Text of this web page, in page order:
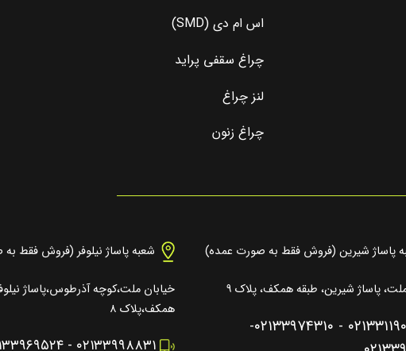
اس ام دی (SMD)
چراغ سقفی پراید
لنز چراغ
چراغ زنون
پاساژ شیرین (فروش فقط به صورت عمده)
پاساژ شیرین، طبقه همکف، پلاک ۹
- ۰۲۱۳۳۹۷۴۳۱۰-
شعبه پاساژ نیلوفر (فروش فقط
خیابان ملت،کوچه آذرطوس،پاساژ
همکف،پلاک ۸
۰۲۱۳۳۹۹۸۸۳۱ -